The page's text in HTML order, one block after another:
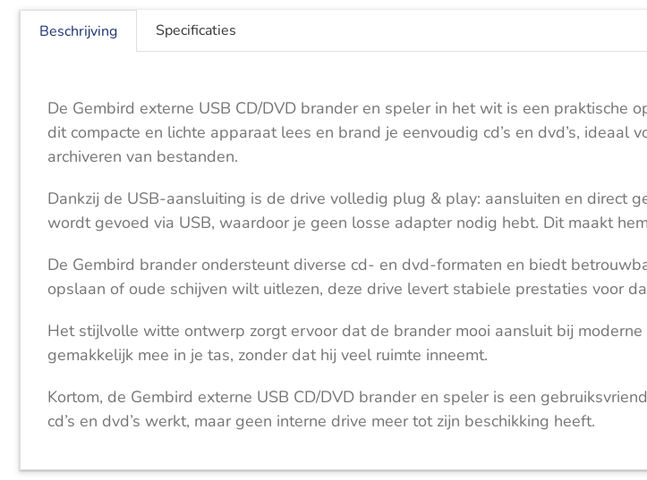
Beschrijving Specificaties
De Gembird externe USB CD/DVD brander en speler in het wit is een praktische
dit compacte en lichte apparaat lees en brand je eenvoudig cd’s en dvd’s,
archiveren van bestanden.
Dankzij de USB-aansluiting is de drive volledig plug & play: aansluiten en direct
wordt gevoed via USB, waardoor je geen losse adapter nodig hebt. Dit maakt
De Gembird brander ondersteunt diverse cd- en dvd-formaten en biedt
opslaan of oude schijven wilt uitlezen, deze drive levert stabiele prestaties voor
Het stijlvolle witte ontwerp zorgt ervoor dat de brander mooi aansluit bij
gemakkelijk mee in je tas, zonder dat hij veel ruimte inneemt.
Kortom, de Gembird externe USB CD/DVD brander en speler is een
cd’s en dvd’s werkt, maar geen interne drive meer tot zijn beschikking heeft.